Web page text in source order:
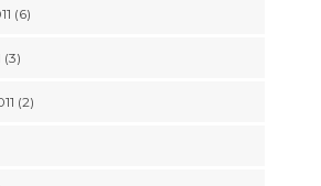
(6)
(3)
(2)